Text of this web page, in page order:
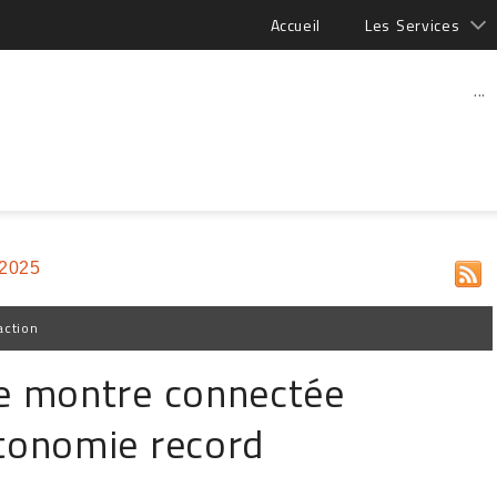
Accueil Les Services
...
montre connectée
record